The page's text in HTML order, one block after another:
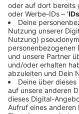
Auswirkungen
absehbar
Anzeige
Im Zuge des
Dienst hat die
Donnerstagdie